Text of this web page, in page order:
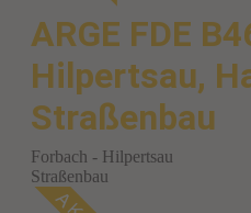
ARGE FDE
Hilpertsau,
Straßenbau
Forbach - Hilpertsau
Straßenbau